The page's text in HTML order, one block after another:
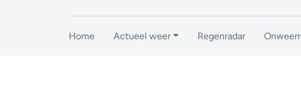
Home Actueel weer Regenradar